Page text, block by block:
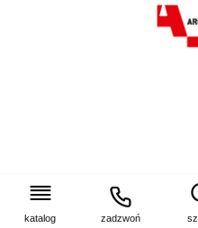
katalog zadzwoń
MUZEUM